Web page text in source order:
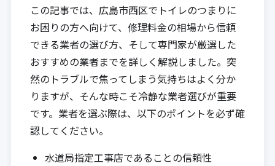
この記事では、広島市西区でトイレのつまりに
お困りの方へ向けて、修理料金の相場から信頼
できる業者の選び方、そして専門家が厳選した
おすすめの業者までを詳しく解説しました。突
然のトラブルで焦ってしまう気持ちはよく分か
りますが、そんな時こそ冷静な業者選びが重要
です。業者を選ぶ際は、以下のポイントを必ず確
認してください。
水道局指定工事店であることの信頼性